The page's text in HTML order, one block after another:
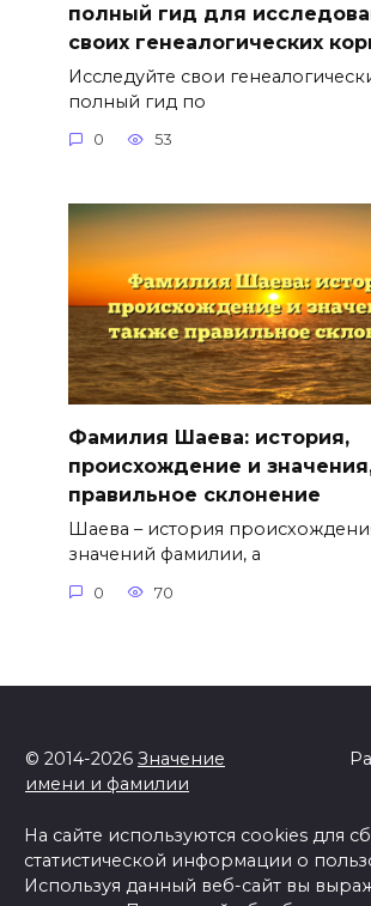
полный гид для
своих генеалогических
Исследуйте свои
полный гид по
0 53
Фамилия Шаева: история,
происхождение и
правильное склонение
Шаева – история
значений фамилии, а
0 70
© 2014-2026 Значение
имени и фамилии
На сайте используются cookies для
статистической информации о
Используя данный веб-сайт вы